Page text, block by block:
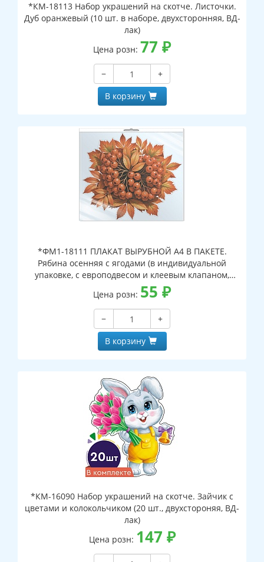
*КМ-18113 Набор украшений на скотче. Листочки.
Дуб оранжевый (10 шт. в наборе, двухсторонняя, ВД-
лак)
Цена розн: 77 ₽
−
+
В корзину
*ФМ1-18111 ПЛАКАТ ВЫРУБНОЙ А4 В ПАКЕТЕ.
Рябина осенняя с ягодами (в индивидуальной
упаковке, с европодвесом и клеевым клапаном,
двухсторонний, ВД-лак)
Цена розн: 55 ₽
−
+
В корзину
*КМ-16090 Набор украшений на скотче. Зайчик с
цветами и колокольчиком (20 шт., двухстороняя, ВД-
лак)
Цена розн: 147 ₽